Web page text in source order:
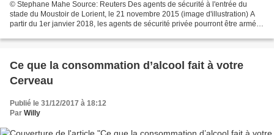
© Stephane Mahe Source: Reuters Des agents de sécurité à l'entrée du
stade du Moustoir de Lorient, le 21 novembre 2015 (image d'illustration) A
partir du 1er janvier 2018, les agents de sécurité privée pourront être armés,
Ce que la consommation d’alcool fait à votre
Cerveau
Publié le 31/12/2017 à 18:12
Par Willy